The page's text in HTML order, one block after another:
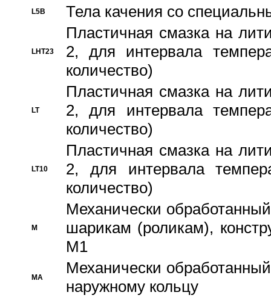
L5B Тела качения со
LHT23
Пластичная смазка на
2, для интервала
количество)
LT
Пластичная смазка на
2, для интервала
количество)
LT10
Пластичная смазка на
2, для интервала
количество)
M
Механически
шарикам (роликам),
M1
MA
Механически
наружному кольцу